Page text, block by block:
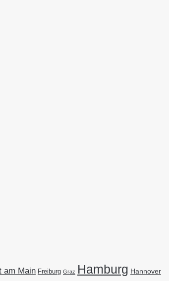
am Main Freiburg Graz Hamburg Hannover